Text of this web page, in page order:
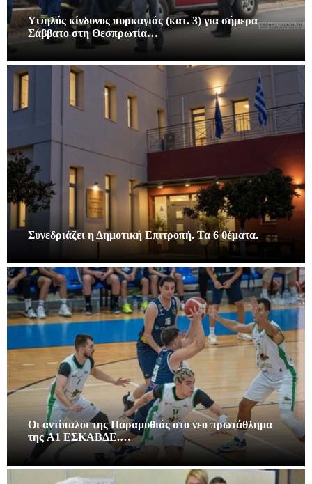
Υψηλός κίνδυνος πυρκαγιάς (κατ. 3) για σήμερα
Σάββατο στη Θεσπρωτία…
Συνεδριάζει η Δημοτική Επιτροπή. Τα 6 θέματα.
Οι αντίπαλοι της Παραμυθιάς στο νεο πρωτάθλημα
της A1 ΕΣΚΑΒΔΕ.…